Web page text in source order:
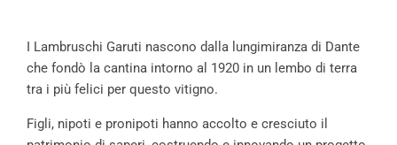
I Lambruschi Garuti nascono dalla lungimiranza di Dante
che fondò la cantina intorno al 1920 in un lembo di terra
tra i più felici per questo vitigno.
Figli, nipoti e pronipoti hanno accolto e cresciuto il